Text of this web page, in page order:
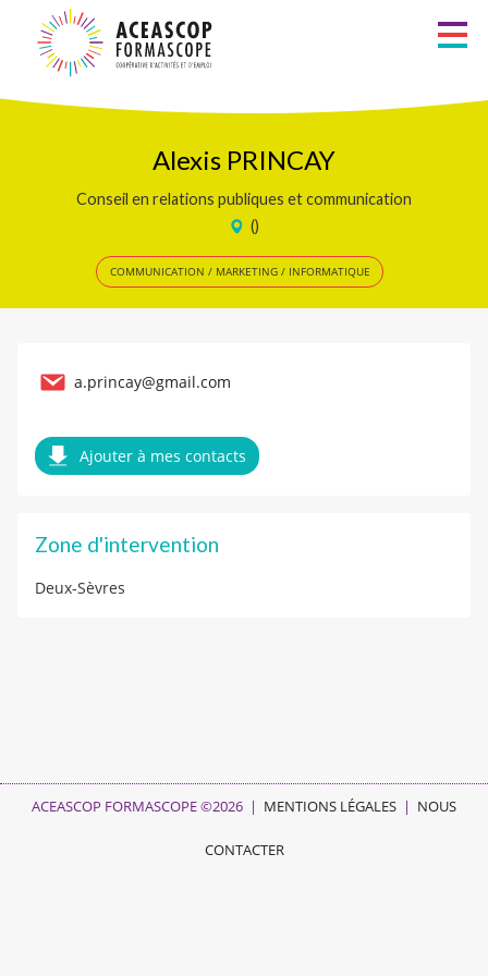
contenu
Métiers
Recherche
Zones d’intervention
Liste alphabétique
Les Formateurs
Les Consultants
Alexis PRINCAY
Conseil en relations publiques et communication
()
COMMUNICATION / MARKETING / INFORMATIQUE
a.princay@gmail.com
Ajouter à mes contacts
Zone d'intervention
Deux-Sèvres
ACEASCOP FORMASCOPE ©2026 | MENTIONS LÉGALES | NOUS
CONTACTER